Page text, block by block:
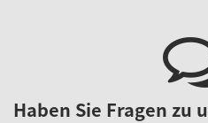
Haben Sie Fragen zu